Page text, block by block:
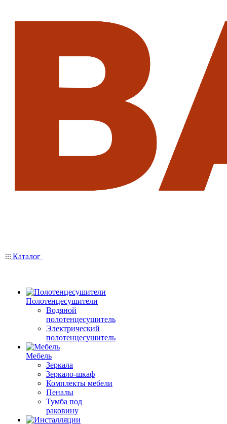
Каталог
Полотенцесушители
Водяной
полотенцесушитель
Электрический
полотенцесушитель
Мебель
Зеркала
Зеркало-шкаф
Комплекты мебели
Пеналы
Тумба под
раковину